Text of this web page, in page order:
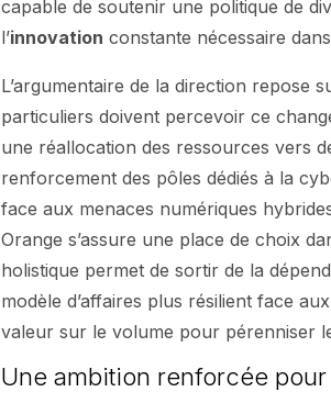
capable de soutenir une politique de
l’innovation constante nécessaire
L’argumentaire de la direction repose
particuliers doivent percevoir ce
une réallocation des ressources vers
renforcement des pôles dédiés à la
face aux menaces numériques
Orange s’assure une place de choix
holistique permet de sortir de la
modèle d’affaires plus résilient face
valeur sur le volume pour pérenniser
Une ambition renforcée